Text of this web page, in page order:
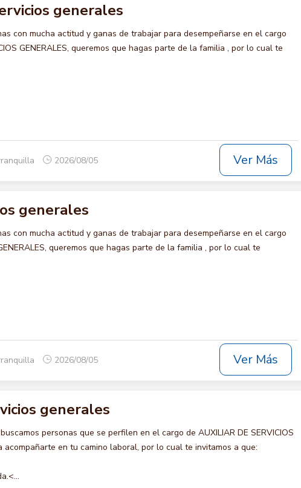
generales
con mucha actitud y ganas de trabajar para desempeñarse en el cargo
GENERALES, queremos que hagas parte de la familia , por lo cual te
2026/08/05 Ver Más
generales
con mucha actitud y ganas de trabajar para desempeñarse en el cargo
queremos que hagas parte de la familia , por lo cual te
2026/08/05 Ver Más
generales
personas que se perfilen en el cargo de AUXILIAR DE SERVICIOS
acompañarte en tu camino laboral, por lo cual te invitamos a que: